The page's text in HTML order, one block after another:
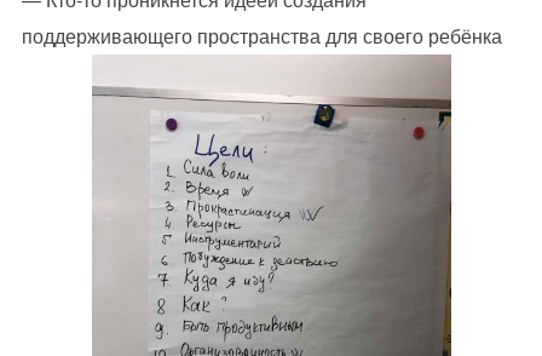
поддерживающего пространства для своего ребёнка